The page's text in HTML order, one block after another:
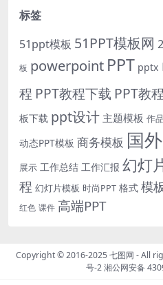
标签
51ppt模板 51PPT模板网
板 powerpoint PPT pptx
程 PPT教程下载 PPT教
板下载 ppt设计 主题模板 作品
动态PPT模板 商务模板 国
展示 工作总结 工作汇报 幻灯
程 幻灯片模板 时尚PPT 格式 模
红色 课件 高端PPT
Copyright © 2016-2025七图网 - All
号-2湘公网安备